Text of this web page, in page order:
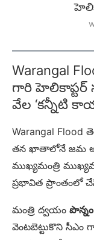
Warangal
గారి హెలికాప్టర్
వేల ‘కన్నీటి
Warangal Flood
తన ఖాతాలోనే జమ
ముఖ్యమంత్రి
ప్రభావిత ప్రాంతంలో
మంత్రి ద్వయం పొన్నం
వెంటబెట్టుకొని సీఎం